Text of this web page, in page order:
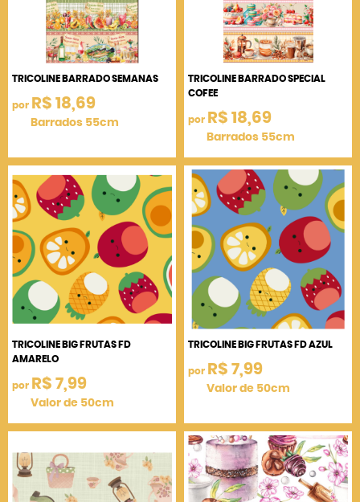
TRICOLINE BARRADO SEMANAS
por R$ 18,69
Barrados 55cm
TRICOLINE BARRADO SPECIAL
COFEE
por R$ 18,69
Barrados 55cm
TRICOLINE BIG FRUTAS FD
AMARELO
por R$ 7,99
Valor de 50cm
TRICOLINE BIG FRUTAS FD AZUL
por R$ 7,99
Valor de 50cm